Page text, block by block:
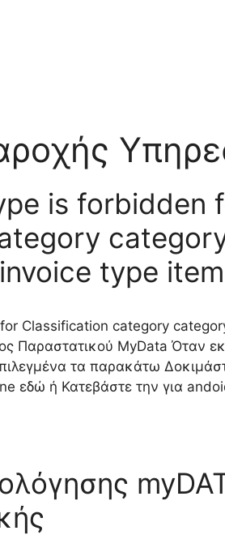
is forbidden
type
Classification category
Παραστατικού MyData Όταν
τα παρακάτω
εδώ ή Κατεβάστε την για